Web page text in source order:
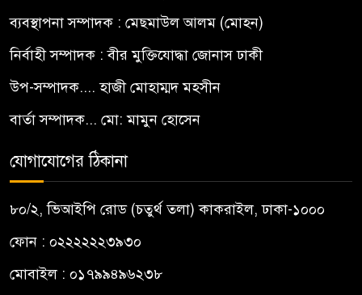
ব্যবস্থাপনা সম্পাদক : মেছমাউল আলম (মোহন)
নির্বাহী সম্পাদক : বীর মুক্তিযোদ্ধা জোনাস ঢাকী
উপ-সম্পাদক.... হাজী মোহাম্মদ মহসীন
বার্তা সম্পাদক... মো: মামুন হোসেন
যোগাযোগের ঠিকানা
৮০/২, ভিআইপি রোড (চতুর্থ তলা) কাকরাইল, ঢাকা-১০০০
ফোন : ০২২২২২২৩৯৩০
মোবাইল : ০১৭৯৯৪৯৬২৩৮